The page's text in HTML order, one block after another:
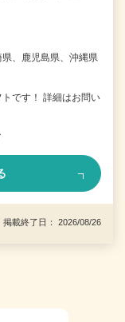
、鹿児島県、沖縄県
です！ 詳細はお問い
載終了日： 2026/08/26